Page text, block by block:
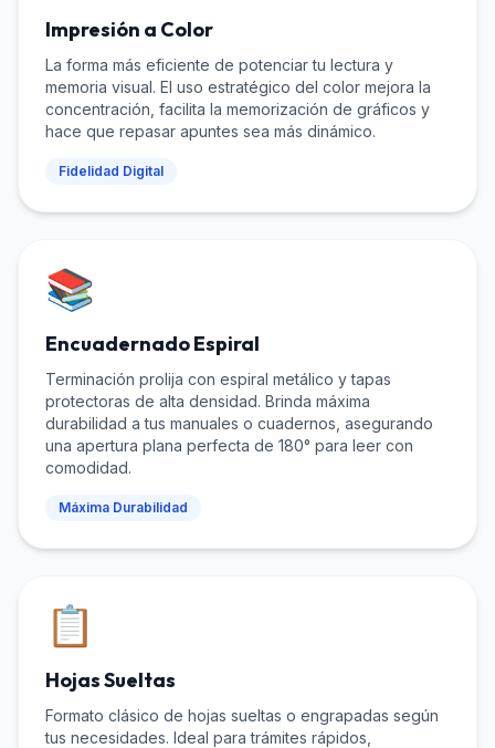
Impresión a Color
La forma más eficiente de potenciar tu lectura y
memoria visual. El uso estratégico del color mejora la
concentración, facilita la memorización de gráficos y
hace que repasar apuntes sea más dinámico.
Fidelidad Digital
📚
Encuadernado Espiral
Terminación prolija con espiral metálico y tapas
protectoras de alta densidad. Brinda máxima
durabilidad a tus manuales o cuadernos, asegurando
una apertura plana perfecta de 180° para leer con
comodidad.
Máxima Durabilidad
📋
Hojas Sueltas
Formato clásico de hojas sueltas o engrapadas según
tus necesidades. Ideal para trámites rápidos,